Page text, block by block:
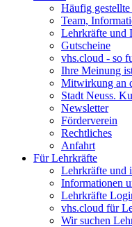
Häufig gestellte
Team,
Lehrkräfte und
Gutscheine
vhs.cloud - so
Ihre Meinung
Mitwirkung an
Stadt Neuss.
Newsletter
Förderverein
Rechtliches
Anfahrt
Für Lehrkräfte
Lehrkräfte und
Informationen
Lehrkräfte
vhs.cloud für
Wir suchen